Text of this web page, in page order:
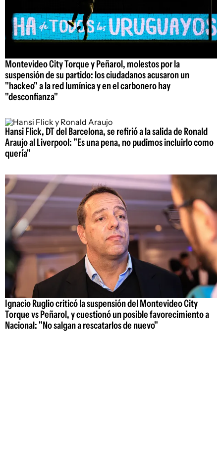
Montevideo City Torque y Peñarol, molestos por la
suspensión de su partido: los ciudadanos acusaron un
"hackeo" a la red lumínica y en el carbonero hay
"desconfianza"
Hansi Flick, DT del Barcelona, se refirió a la salida de Ronald
Araujo al Liverpool: "Es una pena, no pudimos incluirlo como
quería"
Ignacio Ruglio criticó la suspensión del Montevideo City
Torque vs Peñarol, y cuestionó un posible favorecimiento a
Nacional: "No salgan a rescatarlos de nuevo"